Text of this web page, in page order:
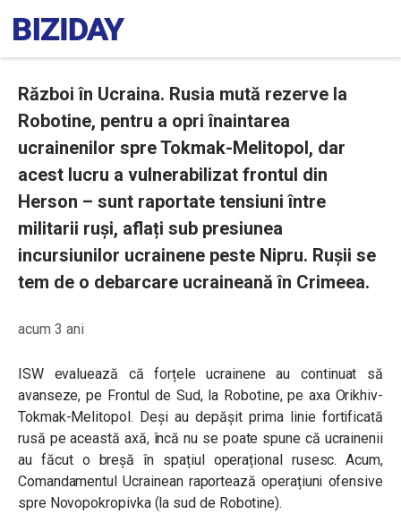
Război în Ucraina. Rusia mută rezerve la
Robotine, pentru a opri înaintarea
ucrainenilor spre Tokmak-Melitopol, dar
acest lucru a vulnerabilizat frontul din
Herson – sunt raportate tensiuni între
militarii ruși, aflați sub presiunea
incursiunilor ucrainene peste Nipru. Rușii se
tem de o debarcare ucraineană în Crimeea.
acum 3 ani
ISW evaluează că forțele ucrainene au continuat să
avanseze, pe Frontul de Sud, la Robotine, pe axa Orikhiv-
Tokmak-Melitopol. Deși au depășit prima linie fortificată
rusă pe această axă, încă nu se poate spune că ucrainenii
au făcut o breșă în spațiul operațional rusesc. Acum,
Comandamentul Ucrainean raportează operațiuni ofensive
spre Novopokropivka (la sud de Robotine).